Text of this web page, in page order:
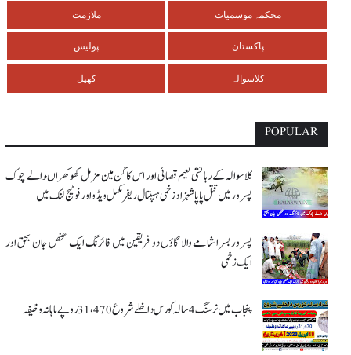
محکمہ موسمیات ملازمت
پاکستان پولیس
کلاسوالہ کھیل
POPULAR
کلاسوالہ کے رہائشی نعیم قصائی اور اس کاگن مین مزمل کھوکھراںوالے چوک
پسرور میں قتل پاپا شہزاد زخمی ہسپتال ریفر مکمل ویڈو اور فوٹیج لنک میں
پسرور بسرا شامے والا گاؤں دو فریقین میں فائرنگ ایک شخص جان بحق اور
ایک زخمی
پنجاب میں نرسنگ 4 سالہ کورس داخلے شروع 31،470 روپے ماہانہ وظیفہ